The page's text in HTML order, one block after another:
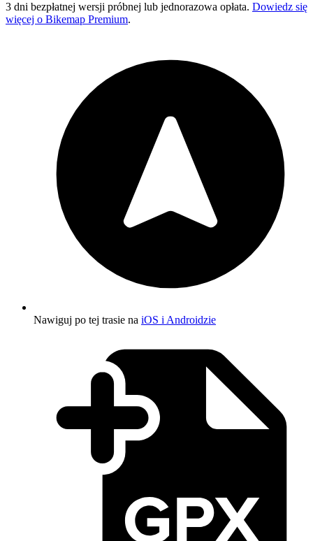
3 dni bezpłatnej wersji próbnej lub jednorazowa opłata. Dowiedz się
więcej o Bikemap Premium.
Nawiguj po tej trasie na iOS i Androidzie